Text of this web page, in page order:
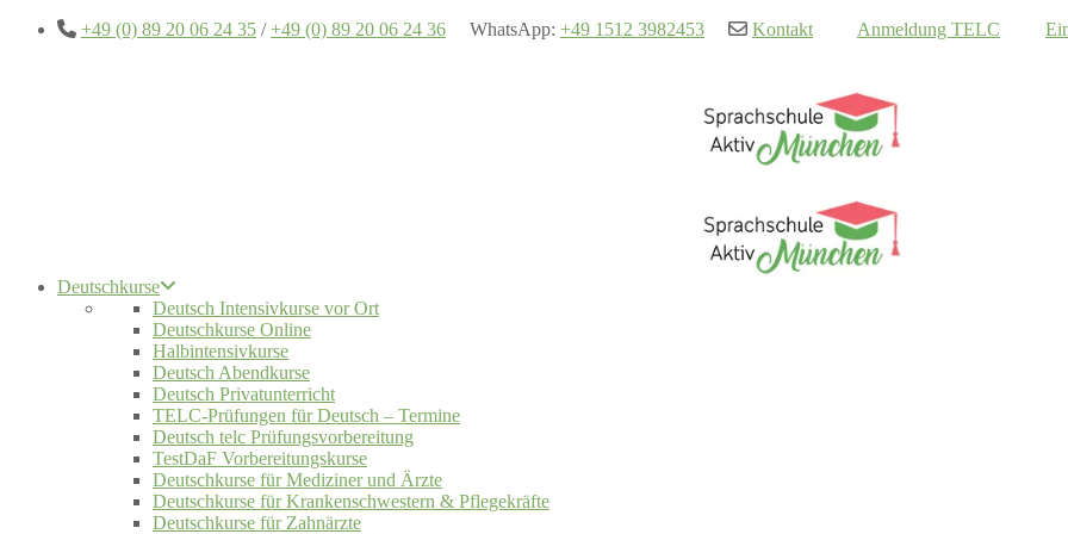
+49 (0) 89 20 06 24 35 /+49 (0) 89 20 06 24 36 WhatsApp: +49 1512 3982453 Kontakt Anmeldung TELC
Deutschkurse
Deutsch Intensivkurse vor Ort
Deutschkurse Online
Halbintensivkurse
Deutsch Abendkurse
Deutsch Privatunterricht
TELC-Prüfungen für Deutsch – Termine
Deutsch telc Prüfungsvorbereitung
TestDaF Vorbereitungskurse
Deutschkurse für Mediziner und Ärzte
Deutschkurse für Krankenschwestern & Pflegekräfte
Deutschkurse für Zahnärzte